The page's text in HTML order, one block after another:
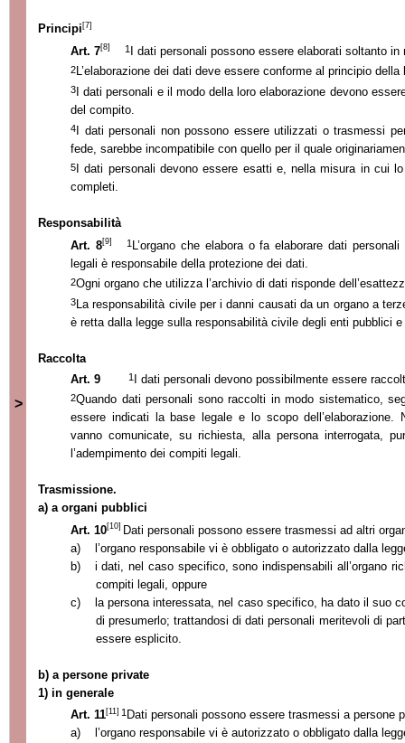
>
Principi[7]
Art. 7[8] 1 I dati personali possono essere elaborati soltanto in
2L’elaborazione dei dati deve essere conforme al principio della
3
I dati personali e il modo della loro elaborazione devono
del compito.
4I dati personali non possono essere utilizzati o trasmessi
fede, sarebbe incompatibile con quello per il quale
5
I dati personali devono essere esatti e, nella misura in cui
completi.
Responsabilità
Art. 8[9] 1 L’organo che elabora o fa elaborare dati
legali è responsabile della protezione dei dati.
2Ogni organo che utilizza l’archivio di dati risponde
3 La responsabilità civile per i danni causati da un organo a
è retta dalla legge sulla responsabilità civile degli enti pubblici
Raccolta
Art. 9
1 I dati personali devono possibilmente essere
2Quando dati personali sono raccolti in modo sistematico,
essere indicati la base legale e lo scopo dell’elaborazione.
vanno comunicate, su richiesta, alla persona interrogata,
l’adempimento dei compiti legali.
Trasmissione.
a) a organi pubblici
Art. 10[10] Dati personali possono essere trasmessi ad altri
a)
l’organo responsabile vi è obbligato o autorizzato dalla
b)
i dati, nel caso specifico, sono indispensabili all’organo
compiti legali, oppure
c)
la persona interessata, nel caso specifico, ha dato il suo
di presumerlo; trattandosi di dati personali meritevoli di
essere esplicito.
b) a persone private
1) in generale
Art. 11[11] 1Dati personali possono essere trasmessi a persone
a)
l’organo responsabile vi è autorizzato o obbligato dalla